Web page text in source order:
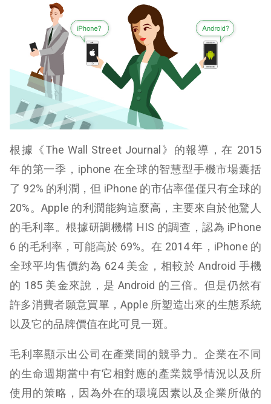
根據《The Wall Street Journal》的報導，在 2015
年的第一季，iphone 在全球的智慧型手機市場囊括
了 92% 的利潤，但 iPhone 的市佔率僅僅只有全球的
20%。Apple 的利潤能夠這麼高，主要來自於他驚人
的毛利率。根據研調機構 HIS 的調查，認為 iPhone
6 的毛利率，可能高於 69%。在 2014 年，iPhone 的
全球平均售價約為 624 美金，相較於 Android 手機
的 185 美金來說，是 Android 的三倍。但是仍然有
許多消費者願意買單，Apple 所塑造出來的生態系統
以及它的品牌價值在此可見一斑。
毛利率顯示出公司在產業間的競爭力。企業在不同
的生命週期當中有它相對應的產業競爭情況以及所
使用的策略，因為外在的環境因素以及企業所做的